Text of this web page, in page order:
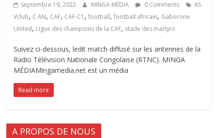
septembre 19, 2022 MINGA MÉDIA 0 Comments
AS
Vclub, C AN, CAF, CAF-C1 ,football,football africain, Gaborone
United, Ligue des champions de la CAF, stade des martyrs
Suivez ci-dessous, ledit match diffusé sur les antennes de la
Radio Télévision Nationale Congolaise (RTNC). MINGA
MÉDIAMingamedia.net est un média
Read more
A PROPOS DE NOUS